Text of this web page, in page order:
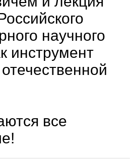
научного
инструмент
все